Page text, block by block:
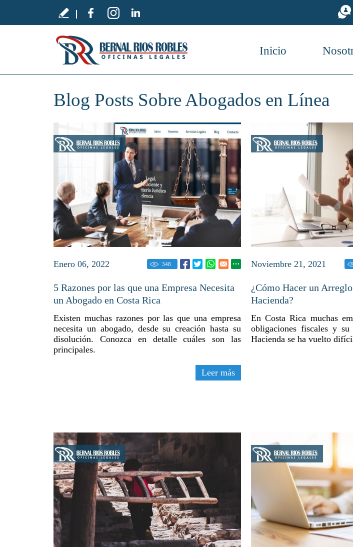
Inicio
Blog Posts Sobre Abogados en Línea
Enero 06, 2022 348
5 Razones por las que una Empresa Necesita
un Abogado en Costa Rica
Existen muchas razones por las que una empresa
necesita un abogado, desde su creación hasta su
disolución. Conozca en detalle cuáles son las
principales.
Leer más
Noviembre 21, 2021
¿Cómo Hacer un
Hacienda?
En Costa Rica muchas
obligaciones fiscales y su
Hacienda se ha vuelto